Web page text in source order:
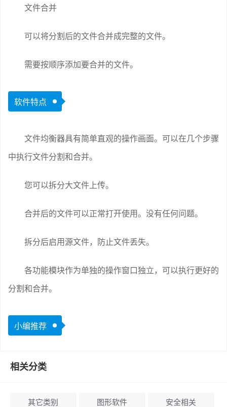
文件合并
可以将分割后的文件合并成完整的文件。
需要按顺序添加要合并的文件。
软件特点
文件均衡器具有简单直观的操作画面。可以在几个步骤
中执行文件分割和合并。
您可以拆分大文件上传。
合并后的文件可以正常打开使用。没有任何问题。
拆分后启用源文件，防止文件丢失。
各功能模块作为单独的操作窗口独立，可以执行更好的
分割和合并。
小编推荐
相关分类
其它类别 图形软件 安全相关